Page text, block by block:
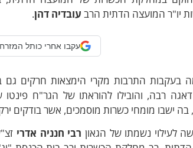
יו"ר המועצה הדתית הרב עובדיה דהן.
עקבו אחרי כותל המזרח
בעקבות התרבות מקרי הימצאות חרקים גם
דאגה רבה, והובילו להוראתו של הגר"ח
ישבו מומחי כשרות מוסמכים, אשר בודקים
לעילוי נשמתו של הגאון רבי חנניה אדרי